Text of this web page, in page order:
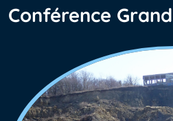
Conférence